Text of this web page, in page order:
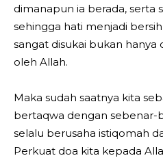
dimanapun ia berada, serta
sehingga hati menjadi
sangat disukai bukan hanya
oleh Allah.
Maka sudah saatnya kita
bertaqwa dengan sebenar-
selalu berusaha istiqomah
Perkuat doa kita kepada